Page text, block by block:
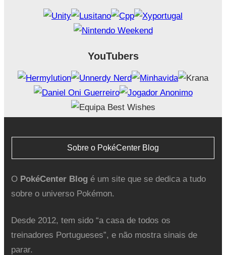
YouTubers
Sobre o PokéCenter Blog
O PokéCenter Blogé um site que se dedica a tudo
sobre o universo Pokémon.
Desde 2012, tem sido “a casa de todos os
treinadores Portugueses”, e não mostra sinais de
parar.